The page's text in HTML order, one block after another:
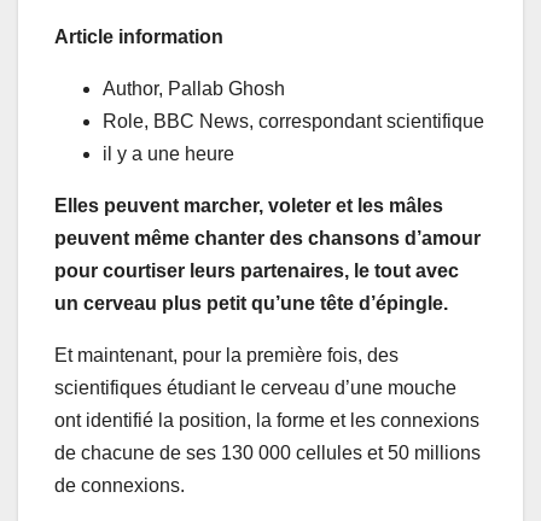
Article information
Author, Pallab Ghosh
Role, BBC News, correspondant scientifique
il y a une heure
Elles peuvent marcher, voleter et les mâles
peuvent même chanter des chansons d’amour
pour courtiser leurs partenaires, le tout avec
un cerveau plus petit qu’une tête d’épingle.
Et maintenant, pour la première fois, des
scientifiques étudiant le cerveau d’une mouche
ont identifié la position, la forme et les connexions
de chacune de ses 130 000 cellules et 50 millions
de connexions.